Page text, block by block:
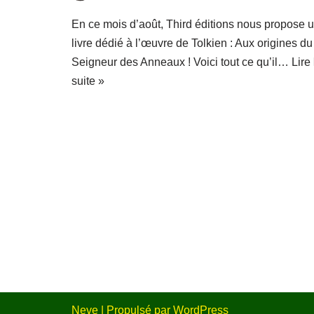
En ce mois d’août, Third éditions nous propose
livre dédié à l’œuvre de Tolkien : Aux origines du
Seigneur des Anneaux ! Voici tout ce qu’il… Lire
suite »
Neve | Propulsé par WordPress